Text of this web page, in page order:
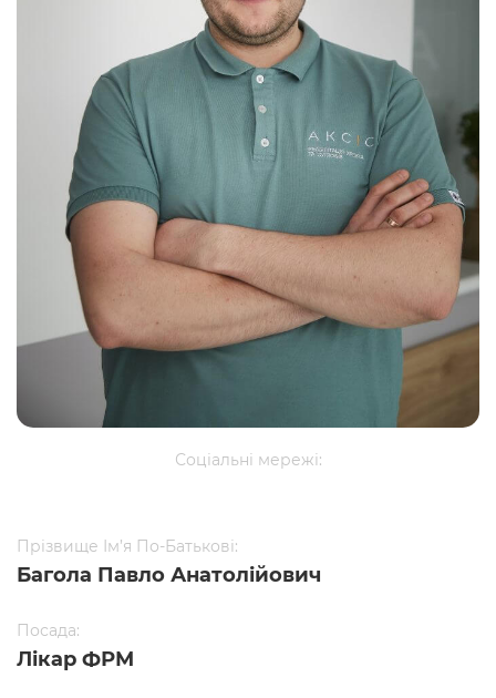
Соціальні мережі:
Прізвище Ім’я По-Батькові:
Багола Павло Анатолійович
Посада:
Лікар ФРМ